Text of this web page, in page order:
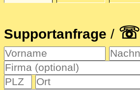
Supportanfrage
Supportanfrage / ☏